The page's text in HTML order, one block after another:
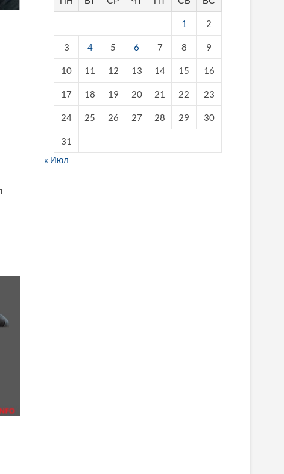
1 2
3 4 5 6 7 8 9
10 11 12 13 14 15 16
17 18 19 20 21 22 23
24 25 26 27 28 29 30
31
« Июл